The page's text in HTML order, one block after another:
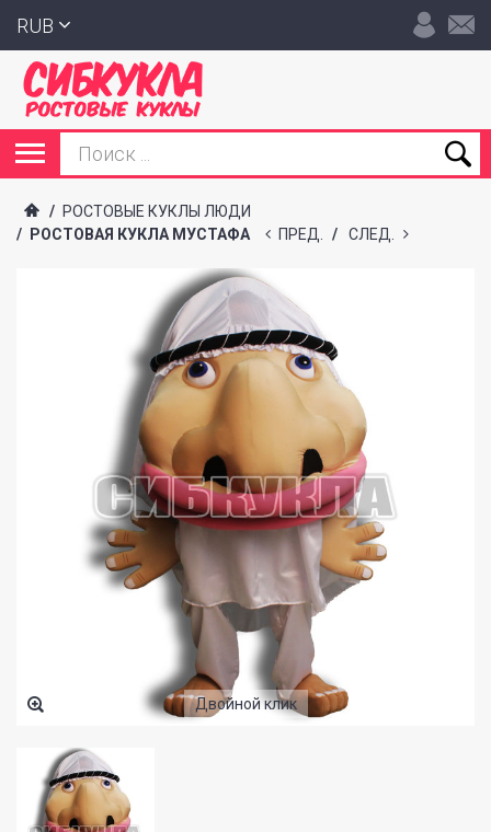
RUB
/ РОСТОВЫЕ КУКЛЫ ЛЮДИ
/
РОСТОВАЯ КУКЛА МУСТАФА ПРЕД. / СЛЕД.
Двойной клик